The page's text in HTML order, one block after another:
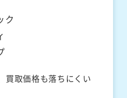
ク
買取価格も落ちにくい